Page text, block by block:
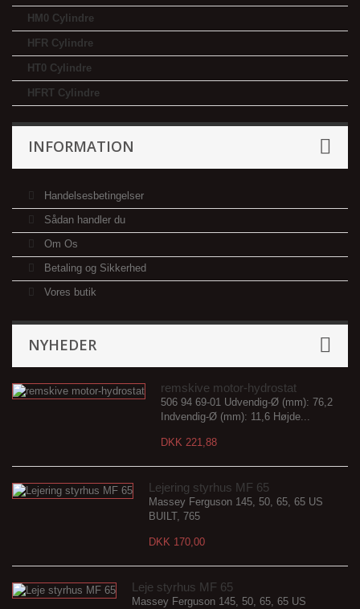
HM0 Cylindre
HFR Cylindre
HT0 Cylindre
HFRT Cylindre
INFORMATION
Handelsesbetingelser
Sådan handler du
Om Os
Betaling og Sikkerhed
Vores butik
NYHEDER
remskive motor-hydrostat
506 94 69-01 Udvendig-Ø (mm): 76,2
Indvendig-Ø (mm): 11,6 Højde...
DKK 221,88
Lejering styrhus MF 65
Massey Ferguson 145, 50, 65, 65 US
BUILT, 765
DKK 170,00
Leje styrhus MF 65
Massey Ferguson 145, 50, 65, 65 US